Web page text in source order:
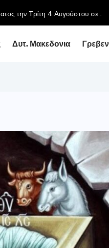
Δυτ. Μακεδονια